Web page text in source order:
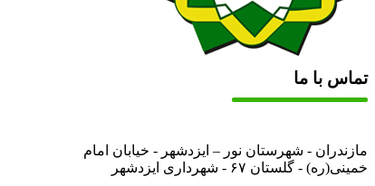
تماس با ما
مازندران - شهرستان نور – ایزدشهر - خیابان امام
خمینی(ره) - گلستان ۶۷ - شهرداری ایزدشهر